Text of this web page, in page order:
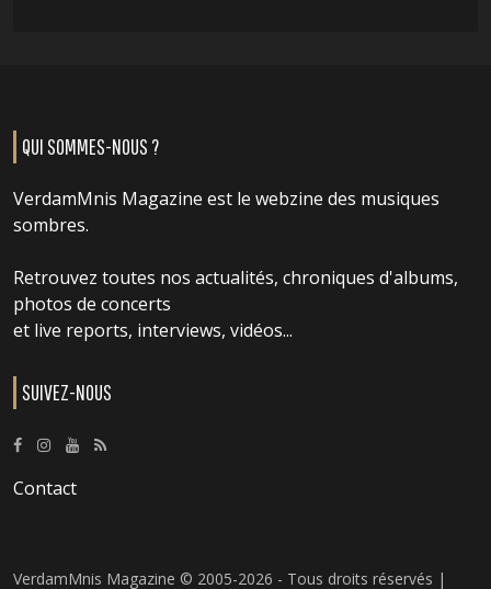
QUI SOMMES-NOUS ?
VerdamMnis Magazine est le webzine des musiques
sombres.
Retrouvez toutes nos actualités, chroniques d'albums,
photos de concerts
et live reports, interviews, vidéos...
SUIVEZ-NOUS
Contact
VerdamMnis Magazine © 2005-2026 - Tous droits réservés |